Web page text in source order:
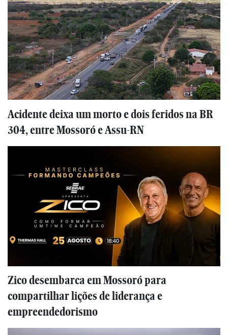
Acidente deixa um morto e dois feridos na BR
304, entre Mossoró e Assu-RN
Zico desembarca em Mossoró para
compartilhar lições de liderança e
empreendedorismo